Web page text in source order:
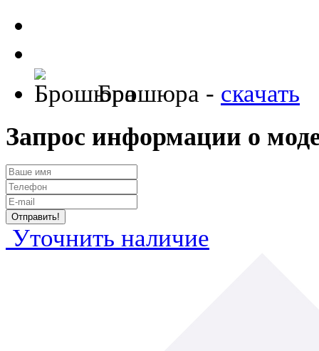
Брошюра - скачать
Запрос информации о
Уточнить наличие